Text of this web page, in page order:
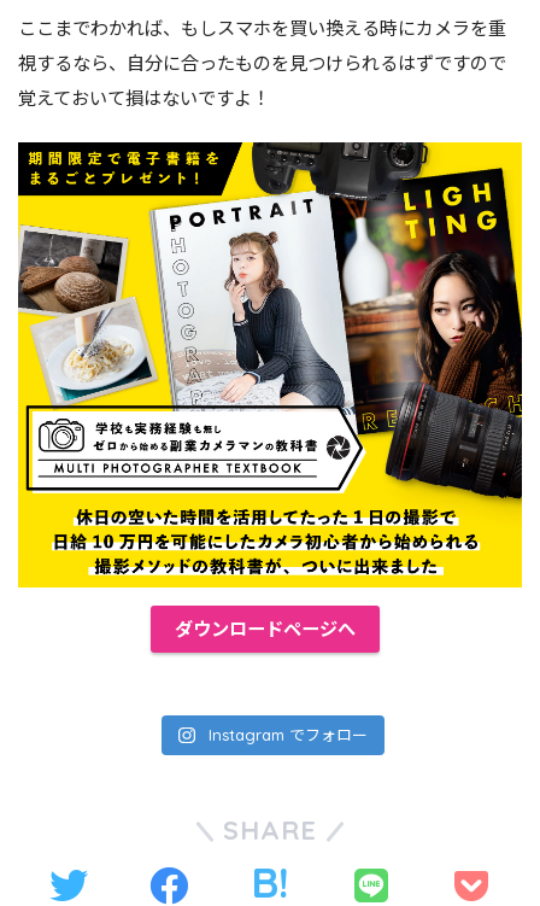
ここまでわかれば、もしスマホを買い換える時にカメラを重
視するなら、自分に合ったものを見つけられるはずですので
覚えておいて損はないですよ！
ダウンロードページへ
Instagram でフォロー
SHARE